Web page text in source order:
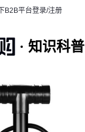
B2B平台登录/注册
知识科普